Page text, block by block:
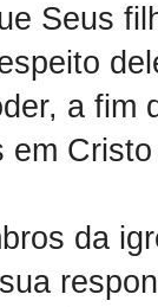
Seus
a fim
em
da